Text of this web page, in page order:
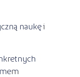
naukę i